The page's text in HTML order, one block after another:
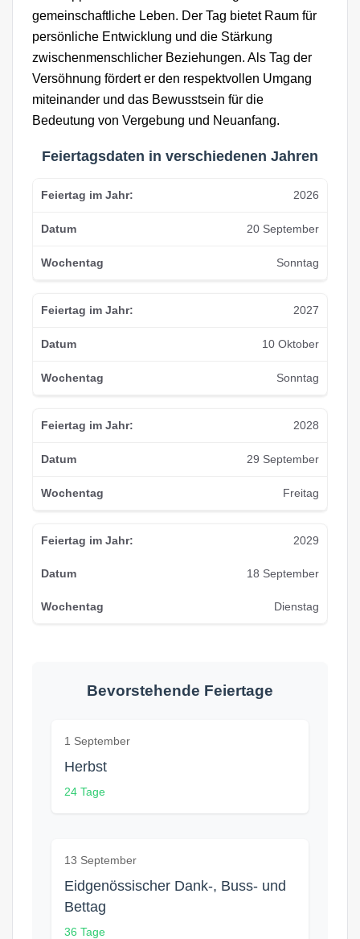
gemeinschaftliche Leben. Der Tag bietet Raum für
persönliche Entwicklung und die Stärkung
zwischenmenschlicher Beziehungen. Als Tag der
Versöhnung fördert er den respektvollen Umgang
miteinander und das Bewusstsein für die
Bedeutung von Vergebung und Neuanfang.
Feiertagsdaten in verschiedenen Jahren
2026
20 September
Sonntag
2027
10 Oktober
Sonntag
2028
29 September
Freitag
2029
18 September
Dienstag
Bevorstehende Feiertage
1 September
Herbst
24 Tage
13 September
Eidgenössischer Dank-, Buss- und
Bettag
36 Tage